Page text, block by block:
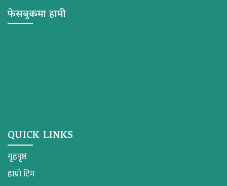
फेसबुकमा हामी
QUICK LINKS
गृहपृष्ठ
हाम्रो टिम